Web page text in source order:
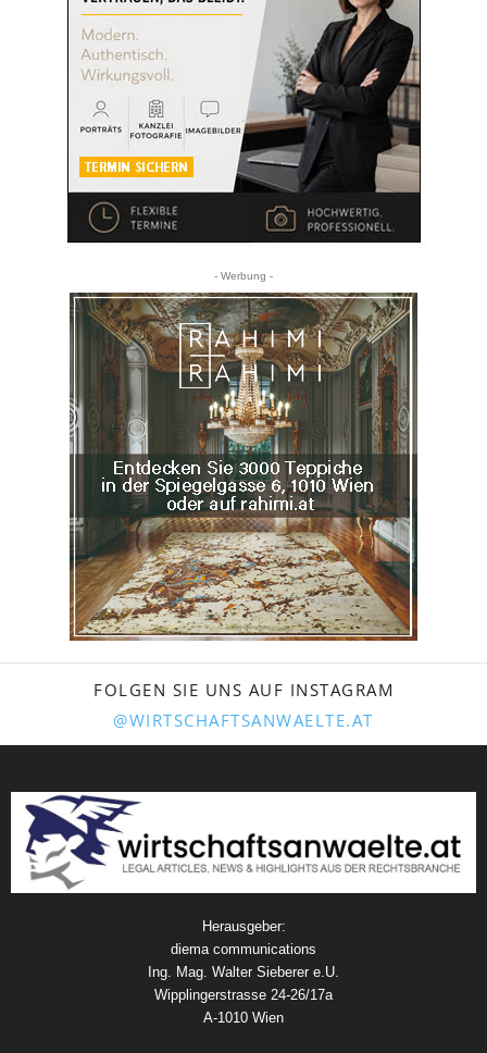
- Werbung -
FOLGEN SIE UNS AUF INSTAGRAM
@WIRTSCHAFTSANWAELTE.AT
Herausgeber:
diema communications
Ing. Mag. Walter Sieberer e.U.
Wipplingerstrasse 24-26/17a
A-1010 Wien